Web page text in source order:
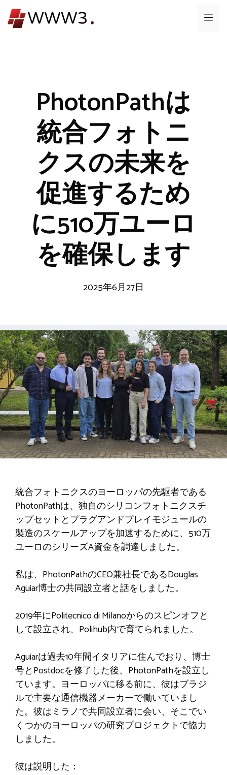
ン
メ
PhotonPathは
統合フォトニ
クスの未来を
促進するため
に510万ユーロ
を確保します
2025年6月27日
統合フォトニクスのヨーロッパの先駆者である
PhotonPathは、独自のシリコンフォトニクスチ
ップセットとプラグアンドプレイモジュールの
製造のスケールアップを加速するために、510万
ユーロのシリーズA資金を調達しました。
私は、PhotonPathのCEO兼社長であるDouglas
Aguiar博士の共同設立者と話をしました。
2019年にPolitecnico di Milanoからのスピンオフと
して設立され、Polihub内で育てられました。
Aguiarは過去10年間イタリアに住んでおり、博士
号とPostdocを修了した後、PhotonPathを設立し
ています。ヨーロッパに移る前に、彼はブラジ
ルで主要な通信機器メーカーで働いていまし
た。彼はミラノで共同設立者に会い、そこでい
くつかのヨーロッパの研究プロジェクトで協力
しました。
彼は説明した：